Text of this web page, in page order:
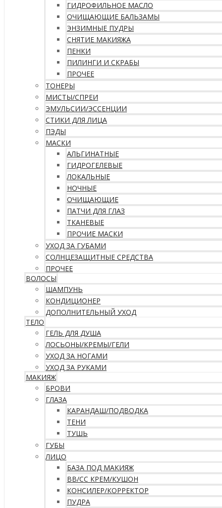
ГИДРОФИЛЬНОЕ МАСЛО
ОЧИЩАЮЩИЕ БАЛЬЗАМЫ
ЭНЗИМНЫЕ ПУДРЫ
СНЯТИЕ МАКИЯЖА
ПЕНКИ
ПИЛИНГИ И СКРАБЫ
ПРОЧЕЕ
ТОНЕРЫ
МИСТЫ/СПРЕИ
ЭМУЛЬСИИ/ЭССЕНЦИИ
СТИКИ ДЛЯ ЛИЦА
ПЭДЫ
МАСКИ
АЛЬГИНАТНЫЕ
ГИДРОГЕЛЕВЫЕ
ЛОКАЛЬНЫЕ
НОЧНЫЕ
ОЧИЩАЮЩИЕ
ПАТЧИ ДЛЯ ГЛАЗ
ТКАНЕВЫЕ
ПРОЧИЕ МАСКИ
УХОД ЗА ГУБАМИ
СОЛНЦЕЗАЩИТНЫЕ СРЕДСТВА
ПРОЧЕЕ
ВОЛОСЫ
ШАМПУНЬ
КОНДИЦИОНЕР
ДОПОЛНИТЕЛЬНЫЙ УХОД
ТЕЛО
ГЕЛЬ ДЛЯ ДУША
ЛОСЬОНЫ/КРЕМЫ/ГЕЛИ
УХОД ЗА НОГАМИ
УХОД ЗА РУКАМИ
МАКИЯЖ
БРОВИ
ГЛАЗА
КАРАНДАШ/ПОДВОДКА
ТЕНИ
ТУШЬ
ГУБЫ
ЛИЦО
БАЗА ПОД МАКИЯЖ
ВВ/CC КРЕМ/КУШОН
КОНСИЛЕР/КОРРЕКТОР
ПУДРА